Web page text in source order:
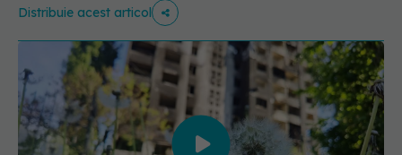
Distribuie acest articol